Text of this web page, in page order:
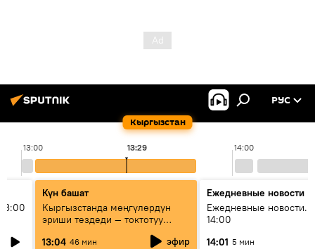
Кыргызстан
РУС
13:00 14:00
13:29
Күн башат
Кыргызстанда мөңгүлөрдүн
эриши тездеди — токтотуу
13:04 46 мин эфир
Ежедневные новости
Ежедневные новости.
14:00
14:01 5 мин